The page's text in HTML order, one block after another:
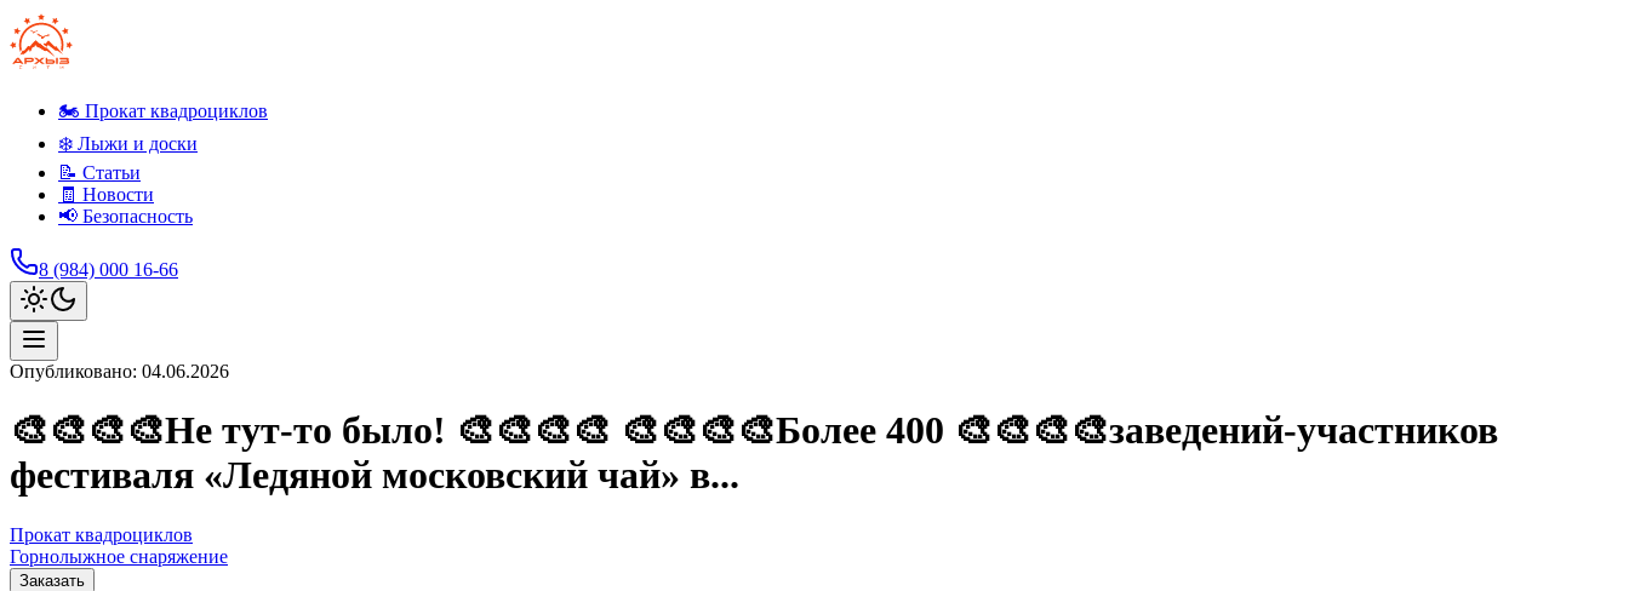
🏍️ Прокат квадроциклов
❄️ Лыжи и доски
📝 Статьи
🧾 Новости
📢 Безопасность
8 (984) 000 16-66
Опубликовано: 04.06.2026
🎨🎨🎨🎨Не тут-то было! 🎨🎨🎨🎨 🎨🎨🎨🎨Более 400 🎨🎨🎨🎨заведений-участников
фестиваля «Ледяной московский чай» в...
Прокат квадроциклов
Горнолыжное снаряжение
Заказать